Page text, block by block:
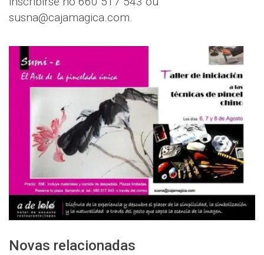
susna@cajamagica.com.
Novas relacionadas